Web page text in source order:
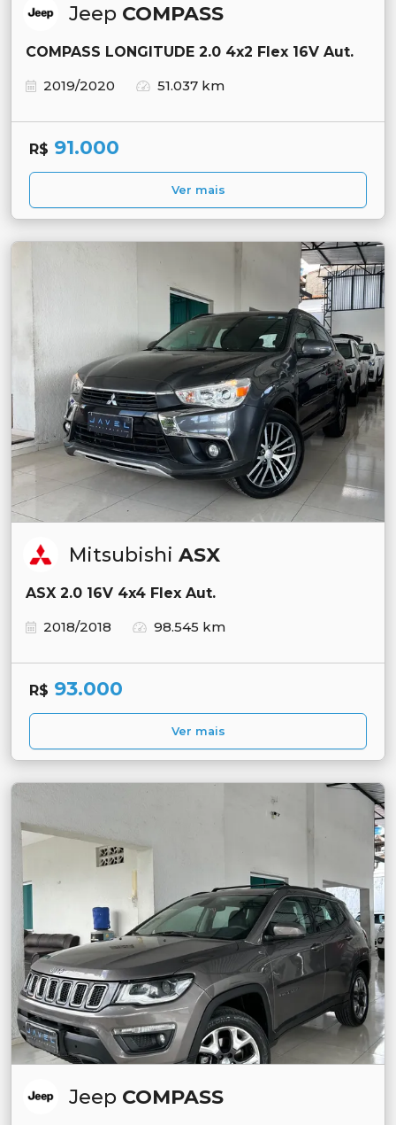
Jeep COMPASS
COMPASS LONGITUDE 2.0 4x2 Flex 16V Aut.
2019/2020
51.037 km
R$ 91.000
Ver mais
Mitsubishi ASX
ASX 2.0 16V 4x4 Flex Aut.
2018/2018
98.545 km
R$ 93.000
Ver mais
Jeep COMPASS